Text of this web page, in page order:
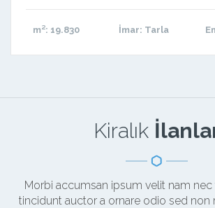
m²: 19.830 İmar: Tarla
Kiralık
Morbi accumsan ipsum velit nam
tincidunt auctor a ornare odio sed non